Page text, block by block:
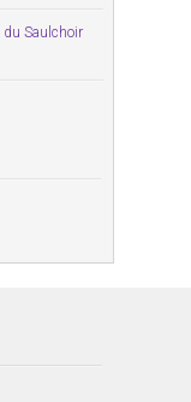
du Saulchoir